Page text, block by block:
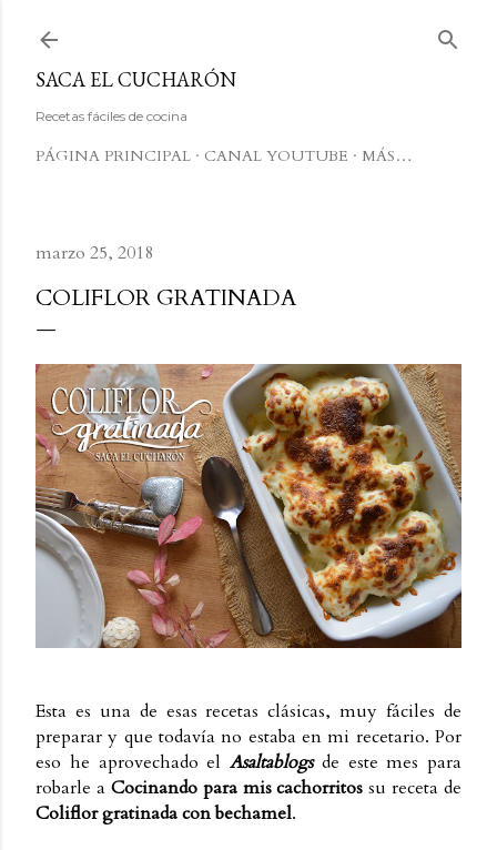
SACA EL CUCHARÓN
Recetas fáciles de cocina
PÁGINA PRINCIPAL CANAL YOUTUBE MÁS…
marzo 25, 2018
COLIFLOR GRATINADA
Esta es una de esas recetas clásicas, muy fáciles de
preparar y que todavía no estaba en mi recetario. Por
eso he aprovechado el Asaltablogsde este mes para
robarle a Cocinando para mis cachorritos su receta de
Coliflor gratinada con bechamel.